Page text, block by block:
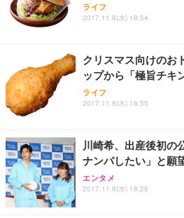
ライフ
2017.11.8(水) 18:54
クリスマス向けのお
ップから「極旨チキ
ライフ
2017.11.8(水) 18:55
川崎希、出産後初の
ナンパしたい」と願
エンタメ
2017.11.8(水) 18:26